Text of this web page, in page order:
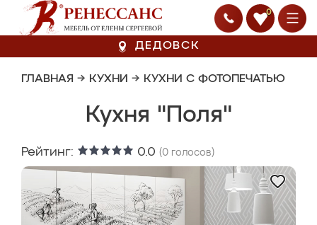
0
ДЕДОВСК
ГЛАВНАЯ → КУХНИ → КУХНИ С ФОТОПЕЧАТЬЮ
Кухня "Поля"
Рейтинг: 0.0 (0 голосов)